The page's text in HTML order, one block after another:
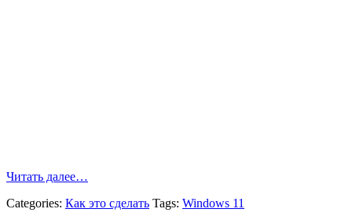
Читать далее…
Categories: Как это сделать Tags: Windows 11